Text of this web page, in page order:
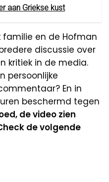
aan Griekse kust
familie en de Hofman
discussie over
kritiek in de media.
persoonlijke
En in
beschermd tegen
de video zien
de volgende